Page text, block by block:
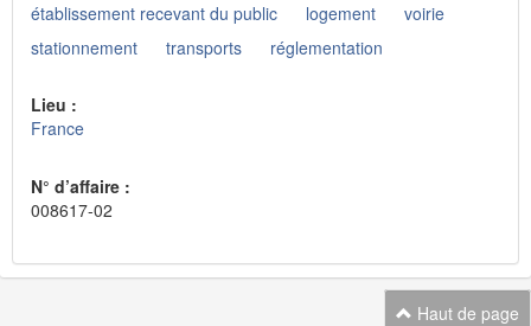
établissement recevant du public
logement
voirie
stationnement
transports réglementation
Lieu :
France
N° d’affaire :
008617-02
Haut de page